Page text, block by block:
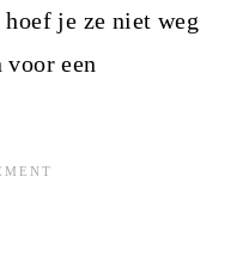
hoef je ze niet weg
een